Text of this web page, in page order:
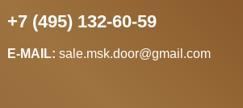
+7 (495) 132-60-59
E-MAIL: sale.msk.door@gmail.com